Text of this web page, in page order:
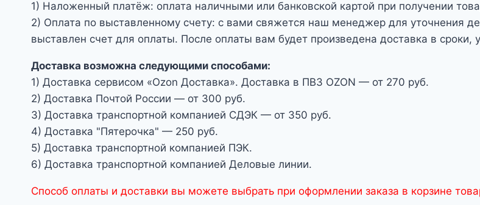
1) Наложенный платёж: оплата наличными или банковской картой при получении
2) Оплата по выставленному счету: с вами свяжется наш менеджер для уточнения
выставлен счет для оплаты. После оплаты вам будет произведена доставка в сроки,
Доставка возможна следующими способами:
1) Доставка сервисом «Ozon Доставка». Доставка в ПВЗ OZON — от 270 руб.
2) Доставка Почтой России — от 300 руб.
3) Доставка транспортной компанией СДЭК — от 350 руб.
4) Доставка "Пятерочка" — 250 руб.
5) Доставка транспортной компанией ПЭК.
6) Доставка транспортной компанией Деловые линии.
Способ оплаты и доставки вы можете выбрать при оформлении заказа в корзине